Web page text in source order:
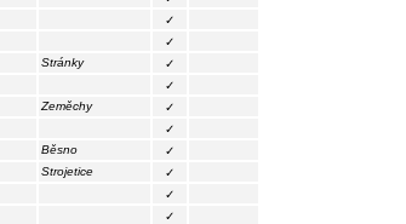
✓
✓
Stránky
✓
✓
Zeměchy
✓
✓
Běsno
✓
Strojetice
✓
✓
✓